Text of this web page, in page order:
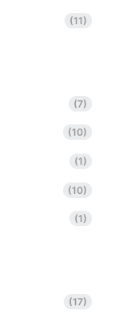
(11)
(7)
(10)
(1)
(10)
(1)
(17)